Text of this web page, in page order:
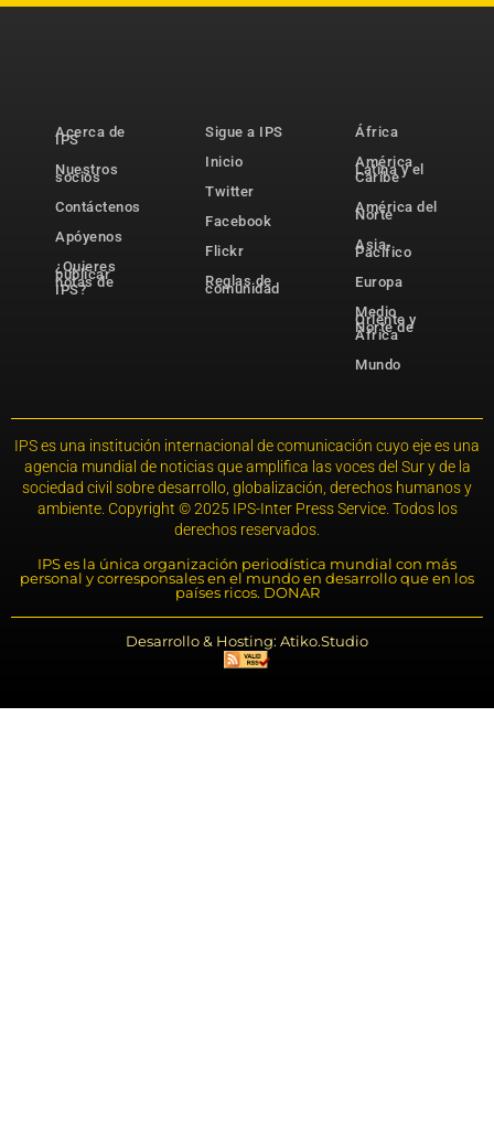
Acerca de
IPS
Nuestros
socios
Contáctenos
Apóyenos
¿Quieres
publicar
notas de
IPS?
Sigue a IPS
Inicio
Twitter
Facebook
Flickr
Reglas de
comunidad
África
América
Latina y el
Caribe
América del
Norte
Asia-
Pacífico
Europa
Medio
Oriente y
Norte de
África
Mundo
IPS es una institución internacional de comunicación cuyo eje es una
agencia mundial de noticias que amplifica las voces del Sur y de la
sociedad civil sobre desarrollo, globalización, derechos humanos y
ambiente. Copyright © 2025 IPS-Inter Press Service. Todos los
derechos reservados.
IPS es la única organización periodística mundial con más
personal y corresponsales en el mundo en desarrollo que en los
países ricos. DONAR
Desarrollo & Hosting: Atiko.Studio